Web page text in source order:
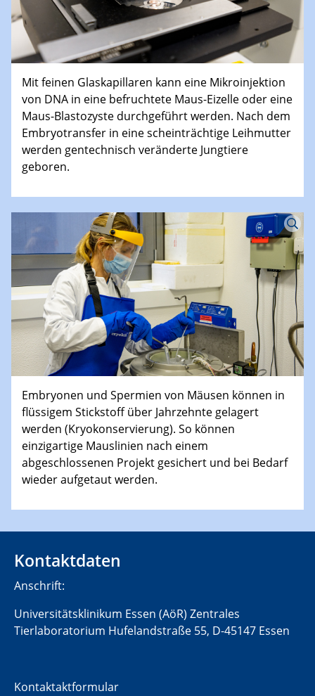
Mit feinen Glaskapillaren kann eine Mikroinjektion
von DNA in eine befruchtete Maus-Eizelle oder eine
Maus-Blastozyste durchgeführt werden. Nach dem
Embryotransfer in eine scheinträchtige Leihmutter
werden gentechnisch veränderte Jungtiere
geboren.
Embryonen und Spermien von Mäusen können in
flüssigem Stickstoff über Jahrzehnte gelagert
werden (Kryokonservierung). So können
einzigartige Mauslinien nach einem
abgeschlossenen Projekt gesichert und bei Bedarf
wieder aufgetaut werden.
Kontaktdaten
Anschrift:
Universitätsklinikum Essen (AöR) Zentrales
Tierlaboratorium Hufelandstraße 55, D-45147 Essen
Kontaktaktformular